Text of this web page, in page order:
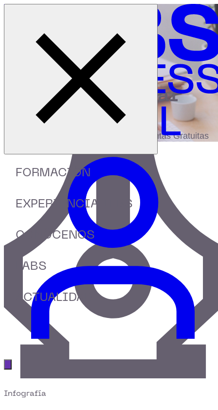
FORMACIÓN
EXPERIENCIA IEBS
CONÓCENOS
LABS
ACTUALIDAD
Inicio
Recursos
Diferencias entre Millenials y Xennials
bibliotecadigital
Accede a más de 150 Recursos, Guías,
eBooks,Plantillas, Estudios y Herramientas Gratuitas
Infografía